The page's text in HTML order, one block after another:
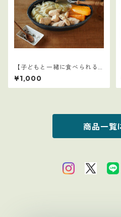
【子どもと一緒に食べられる
ごはん】4
¥1,000
商品一覧